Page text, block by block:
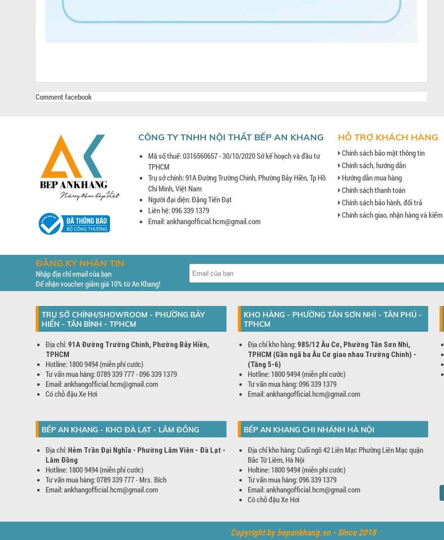
Comment facebook
CÔNG TY TNHH NỘI THẤT BẾP AN KHANG
Mã số thuế: 0316560657 - 30/10/2020 Sở kế hoạch và đầu tư
TPHCM
Trụ sở chính: 91A Đường Trường Chinh, Phường Bảy Hiền, Tp Hồ
Chí Minh, Việt Nam
Người đại diện: Đặng Tiến Đạt
Liên hệ: 096 339 1379
Email: ankhangofficial.hcm@gmail.com
HỖ TRỢ KHÁCH HÀNG
Chính sách bảo mật thông tin
Chính sách, hướng dẫn
Hướng dẫn mua hàng
Chính sách thanh toán
Chính sách bảo hành, đổi trả
Chính sách giao, nhận hàng và
ĐĂNG KÝ NHẬN TIN
Nhập địa chỉ email của bạn
Để nhận voucher giảm giá 10% từ An Khang!
TRỤ SỞ CHÍNH/SHOWROOM - PHƯỜNG BẢY
HIỀN - TÂN BÌNH - TPHCM
Địa chỉ: 91A Đường Trường Chinh, Phường Bảy Hiền,
TPHCM
Hotline: 1800 9494 (miễn phí cước)
Tư vấn mua hàng: 0789 339 777 - 096 339 1379
Email: ankhangofficial.hcm@gmail.com
Có chỗ đậu Xe Hơi
KHO HÀNG - PHƯỜNG TÂN SƠN NHÌ - TÂN PHÚ -
TPHCM
Địa chỉ kho hàng: 985/12 Âu Cơ, Phường Tân Sơn Nhì,
TPHCM (Gần ngã ba Âu Cơ giao nhau Trường Chinh) -
(Tầng 5-6)
Hotline: 1800 9494 (miễn phí cước)
Tư vấn mua hàng: 096 339 1379
Email: ankhangofficial.hcm@gmail.com
BẾP AN KHANG - KHO ĐÀ LẠT - LÂM ĐỒNG
Địa chỉ: Hẻm Trần Đại Nghĩa - Phường Lâm Viên - Đà Lạt -
Lâm Đồng
Hotline: 1800 9494 (miễn phí cước)
Tư vấn mua hàng: 0789 339 777 - Mrs. Bích
Email: ankhangofficial.hcm@gmail.com
BẾP AN KHANG CHI NHÁNH HÀ NỘI
Địa chỉ kho hàng: Cuối ngõ 42 Liên Mạc Phường Liên Mạc quận
Bắc Từ Liêm, Hà Nội
Holtine: 1800 9494 (miễn phí cước)
Tư vấn mua hàng: 096 339 1379
Email: ankhangofficial.hcm@gmail.com
Có chỗ đậu Xe Hơi
Copyright by bepankhang.vn - Since 2018